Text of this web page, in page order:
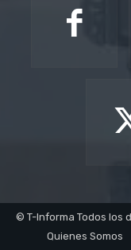
© T-Informa Todos los
Quienes Somos